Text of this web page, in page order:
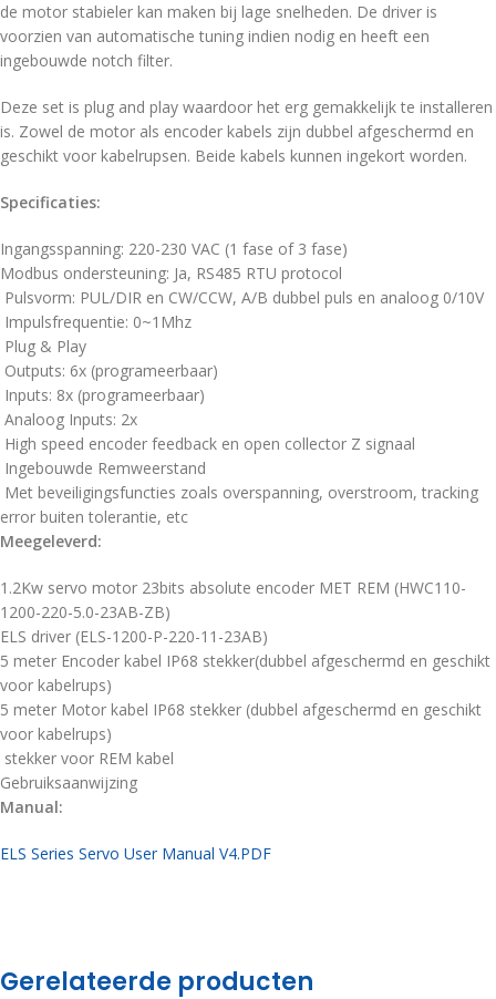
de motor stabieler kan maken bij lage snelheden. De driver is
voorzien van automatische tuning indien nodig en heeft een
ingebouwde notch filter.
Deze set is plug and play waardoor het erg gemakkelijk te installeren
is. Zowel de motor als encoder kabels zijn dubbel afgeschermd en
geschikt voor kabelrupsen. Beide kabels kunnen ingekort worden.
Specificaties:
Ingangsspanning: 220-230 VAC (1 fase of 3 fase)
Modbus ondersteuning: Ja, RS485 RTU protocol
Pulsvorm: PUL/DIR en CW/CCW, A/B dubbel puls en analoog 0/10V
Impulsfrequentie: 0~1Mhz
Plug & Play
Outputs: 6x (programeerbaar)
Inputs: 8x (programeerbaar)
Analoog Inputs: 2x
High speed encoder feedback en open collector Z signaal
Ingebouwde Remweerstand
Met beveiligingsfuncties zoals overspanning, overstroom, tracking
error buiten tolerantie, etc
Meegeleverd:
1.2Kw servo motor 23bits absolute encoder MET REM (HWC110-
1200-220-5.0-23AB-ZB)
ELS driver (ELS-1200-P-220-11-23AB)
5 meter Encoder kabel IP68 stekker(dubbel afgeschermd en geschikt
voor kabelrups)
5 meter Motor kabel IP68 stekker (dubbel afgeschermd en geschikt
voor kabelrups)
stekker voor REM kabel
Gebruiksaanwijzing
Manual:
ELS Series Servo User Manual V4.PDF
Gerelateerde producten